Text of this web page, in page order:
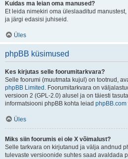
Kuidas ma leian oma manused?
Et leida nimekiri oma üleslaaditud
ja järgi edasisi juhiseid.
Üles
phpBB küsimused
Kes kirjutas selle foorumitarkvara?
Selle foorumi (muutmata kujul) on tootnud,
phpBB Limited . Foorumitarkvara on
versioon 2 (GPL-2.0) alusel ja on täiesti
informatsiooni phpBB kohta leiad phpBB.com
Üles
Miks siin foorumis ei ole X võimalust?
Selle tarkvara on kirjutanud ja välja andnud
tulevaste versioonide suhtes saad avaldada